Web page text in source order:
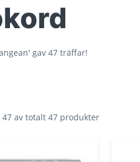
gav 47 träffar!
av totalt 47 produkter